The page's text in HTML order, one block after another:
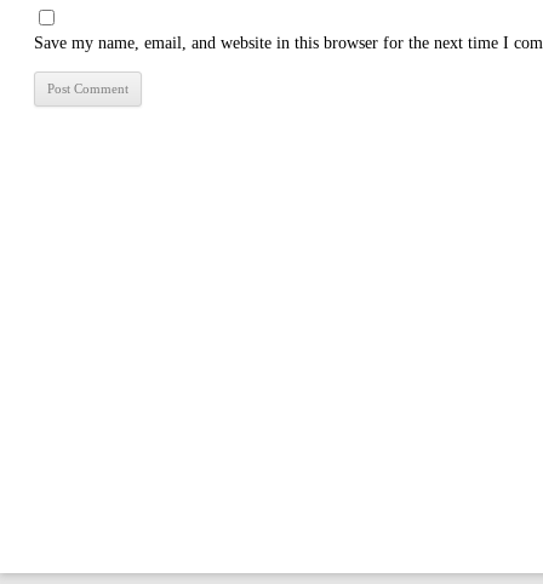
Save my name, email, and website in this browser for the next time I